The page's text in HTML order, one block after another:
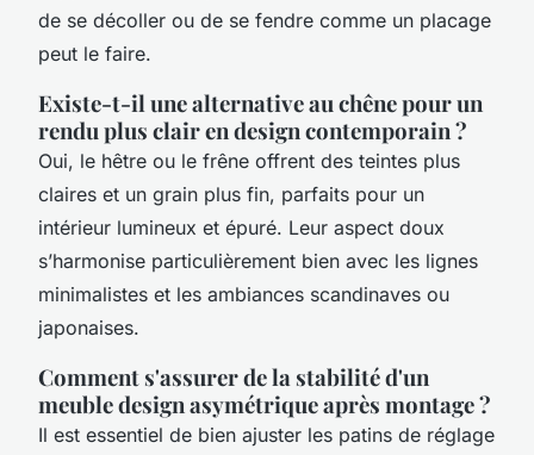
de se décoller ou de se fendre comme un placage
peut le faire.
Existe-t-il une alternative au chêne pour un
rendu plus clair en design contemporain ?
Oui, le hêtre ou le frêne offrent des teintes plus
claires et un grain plus fin, parfaits pour un
intérieur lumineux et épuré. Leur aspect doux
s’harmonise particulièrement bien avec les lignes
minimalistes et les ambiances scandinaves ou
japonaises.
Comment s'assurer de la stabilité d'un
meuble design asymétrique après montage ?
Il est essentiel de bien ajuster les patins de réglage